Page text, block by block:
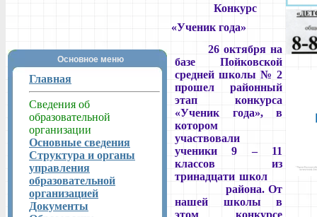
Основное меню
Главная
Сведения об
образовательной
организации
Основные сведения
Структура и органы
управления
образовательной
организацией
Документы
Конкурс
«Ученик года»
26 октября на
базе Пойковской
средней школы № 2
прошел районный
этап конкурса
«Ученик года», в
котором
участвовали
ученики 9 – 11
классов из
тринадцати школ
района. От
нашей школы в
этом конкурсе